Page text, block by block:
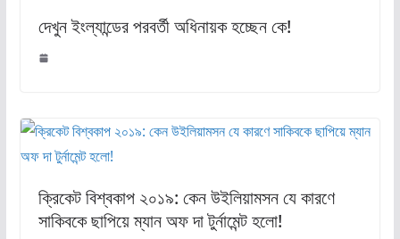
দেখুন ইংল্যান্ডের পরবর্তী অধিনায়ক হচ্ছেন কে!
ক্রিকেট বিশ্বকাপ ২০১৯: কেন উইলিয়ামসন যে কারণে
সাকিবকে ছাপিয়ে ম্যান অফ দা টুর্নামেন্ট হলো!